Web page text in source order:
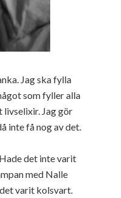
Jag ska fylla
som fyller alla
livselixir. Jag gör
inte få nog av det.
det inte varit
med Nalle
varit kolsvart.